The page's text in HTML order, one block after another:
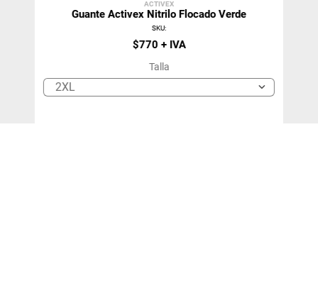
ACTIVEX
Guante Activex Nitrilo Flocado Verde
SKU:
$770
Talla
2XL